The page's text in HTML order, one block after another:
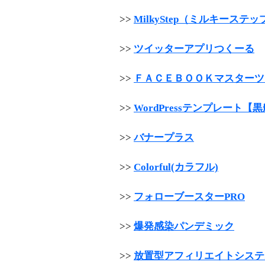
>> MilkyStep（ミルキーステッ
>> ツイッターアプリつくーる
>> ＦＡＣＥＢＯＯＫマスター
>> WordPressテンプレート【黒
>>バナープラス
>> Colorful(カラフル)
>> フォローブースターPRO
>> 爆発感染パンデミック
>> 放置型アフィリエイトシステ